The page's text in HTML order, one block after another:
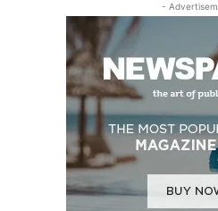
-